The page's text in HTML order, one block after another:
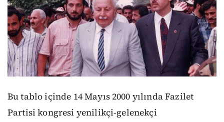
Bu tablo içinde 14 Mayıs 2000 yılında Fazilet
Partisi kongresi yenilikçi-gelenekçi